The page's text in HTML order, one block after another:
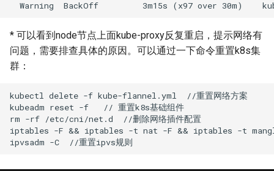
* 可以看到node节点上面kube-proxy反复重启，提示网络有
问题，需要排查具体的原因。可以通过一下命令重置k8s集
群：
kubectl delete -f kube-flannel.yml  //重置网络方案
kubeadm reset -f   // 重置k8s基础组件
rm -rf /etc/cni/net.d  //删除网络插件配置
iptables -F && iptables -t nat -F && iptables -t